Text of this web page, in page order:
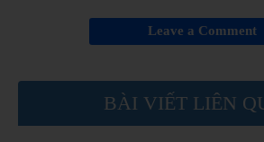
Leave a Comment
BÀI VIẾT LIÊN